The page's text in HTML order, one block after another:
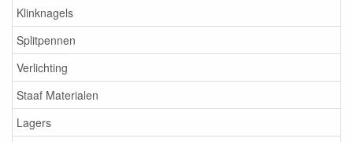
Klinknagels
Splitpennen
Verlichting
Staaf Materialen
Lagers